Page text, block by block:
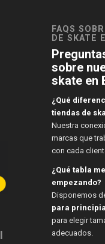
FAQS
DE SKATE
sobre
skate en
¿Qué
tiendas de
Nuestra
marcas que
con cada
¿Qué tabla
empezando?
Disponemos
para
para elegir
adecuados.